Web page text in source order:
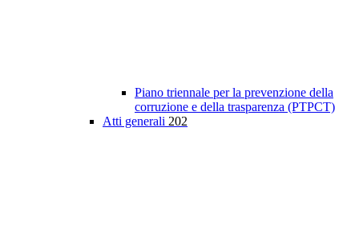
Piano triennale per la prevenzione della
corruzione e della trasparenza (PTPCT)
Atti generali 202